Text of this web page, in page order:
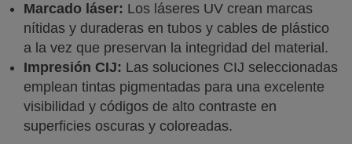
Marcado láser: Los láseres UV crean marcas
nítidas y duraderas en tubos y cables de plástico
a la vez que preservan la integridad del material.
Impresión CIJ: Las soluciones CIJ seleccionadas
emplean tintas pigmentadas para una excelente
visibilidad y códigos de alto contraste en
superficies oscuras y coloreadas.